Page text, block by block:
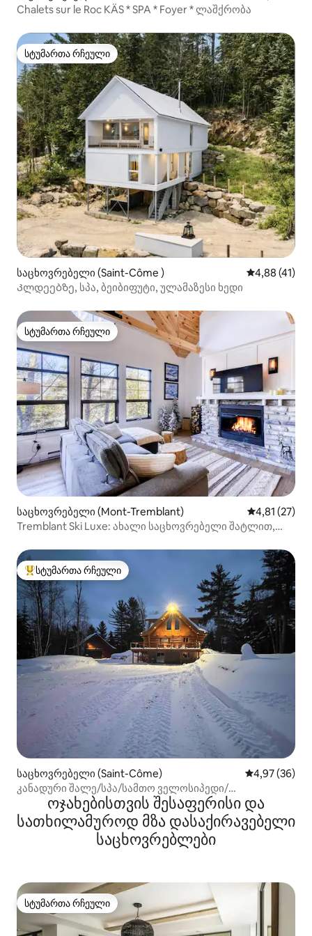
Chalets sur le Roc KÄS * SPA * Foyer * ლაშქრობა
სტუმართა რჩეული
სტუმართა რჩეული
საცხოვრებელი (Saint-Côme ) საშუალო
4,88 (41)
Კლდეებზე, სპა, ბეიბიფუტი, ულამაზესი ხედი
სტუმართა რჩეული
სტუმართა რჩეული
საცხოვრებელი (Mont-Tremblant) საშუალო
4,81 (27)
Tremblant Ski Luxe: ახალი საცხოვრებელი შატლით,
სტუმართა რჩეული მოწინავე ვარიანტი
სტუმართა რჩეული
საცხოვრებელი (Saint-Côme) საშუალო
4,97 (36)
კანადური შალე/სპა/სამთო ველოსიპედი/
თხილამურები
ოჯახებისთვის შესაფერისი და
სათხილამუროდ მზა დასაქირავებელი
საცხოვრებლები
სტუმართა რჩეული
სტუმართა რჩეული